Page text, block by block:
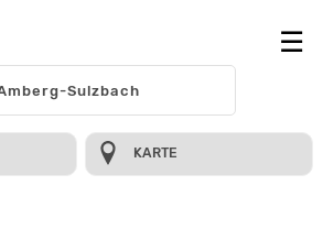
KARTE